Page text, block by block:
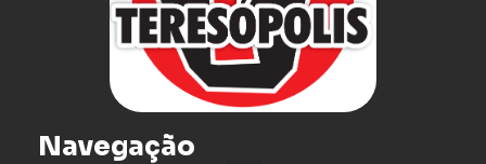
Navegação